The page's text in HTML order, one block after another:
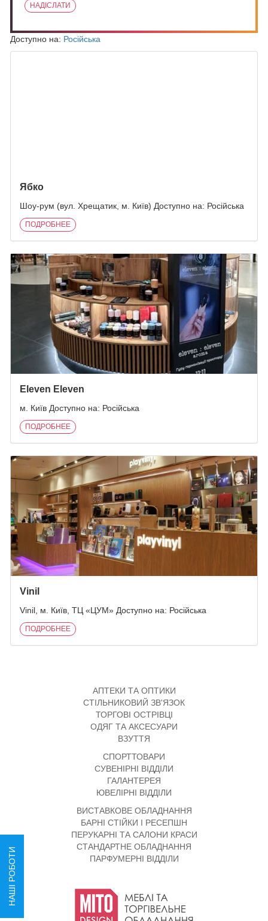
Доступно на: Російська
Ябко
Шоу-рум (вул. Хрещатик, м. Київ) Доступно на: Російська
ПОДРОБНЕЕ
Eleven Eleven
м. Київ Доступно на: Російська
ПОДРОБНЕЕ
Vinil
Vinil, м. Київ, ТЦ «ЦУМ» Доступно на: Російська
ПОДРОБНЕЕ
АПТЕКИ ТА ОПТИКИ
СТІЛЬНИКОВИЙ ЗВ'ЯЗОК
ТОРГОВІ ОСТРІВЦІ
ОДЯГ ТА АКСЕСУАРИ
ВЗУТТЯ
СПОРТТОВАРИ
СУВЕНІРНІ ВІДДІЛИ
ГАЛАНТЕРЕЯ
ЮВЕЛІРНІ ВІДДІЛИ
ВИСТАВКОВЕ ОБЛАДНАННЯ
БАРНІ СТІЙКИ І РЕСЕПШН
ПЕРУКАРНІ ТА САЛОНИ КРАСИ
СТАНДАРТНЕ ОБЛАДНАННЯ
ПАРФУМЕРНІ ВІДДІЛИ
НАШІ РОБОТИ